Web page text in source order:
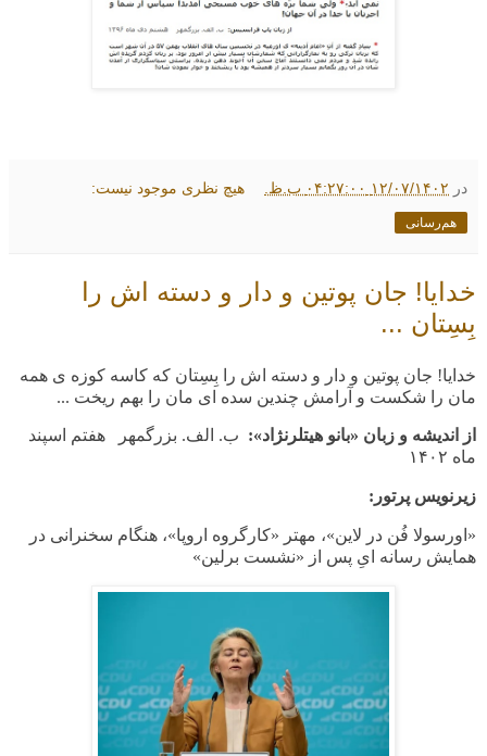
در ۱۲/۰۷/۱۴۰۲ ۰۴:۲۷:۰۰ ب.ظ. هیچ نظری موجود نیست:
هم‌رسانی
خدایا! جان پوتین و دار و دسته اش را
بِسِتان ...
خدایا! جان پوتین و دار و دسته اش را بِسِتان که کاسه کوزه ی همه
مان را شکست و آرامش چندین سده ای مان را بهم ریخت ...
از اندیشه و زبان «بانو هیتلرنژاد»: ب. الف. بزرگمهر هفتم اسپند
ماه ۱۴۰۲
زیرنویس پرتور:
«اورسولا فُن در لاین»، مهتر «کارگروه اروپا»، هنگام سخنرانی در
همایش رسانه ایِ پس از «نشست برلین»